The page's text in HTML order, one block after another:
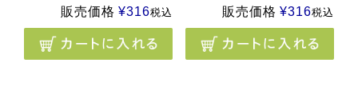
販売価格 ¥316税込 販売価格 ¥316税込